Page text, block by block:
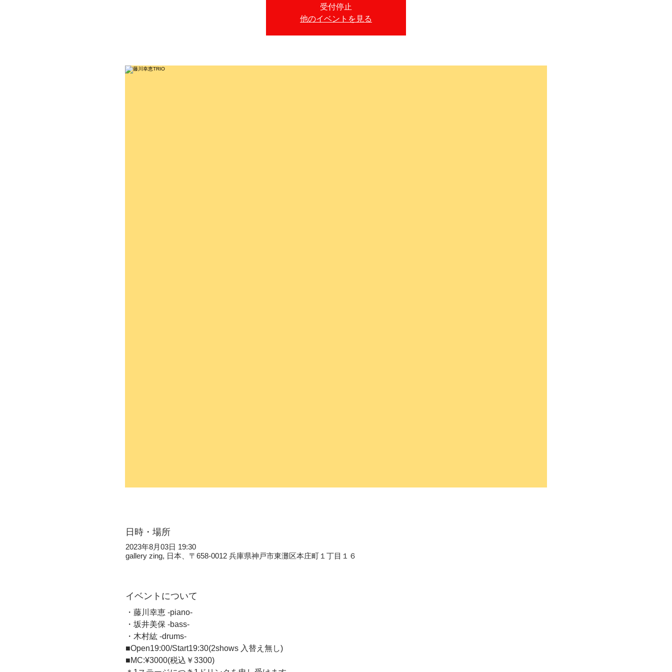
受付停止
他のイベントを見る
日時・場所
2023年8月03日 19:30
gallery zing, 日本、〒658-0012 兵庫県神戸市東灘区本庄町１丁目１６
イベントについて
・藤川幸恵 -piano-
・坂井美保 -bass-
・木村紘 -drums-
■Open19:00/Start19:30(2shows 入替え無し)
■MC:¥3000(税込￥3300)